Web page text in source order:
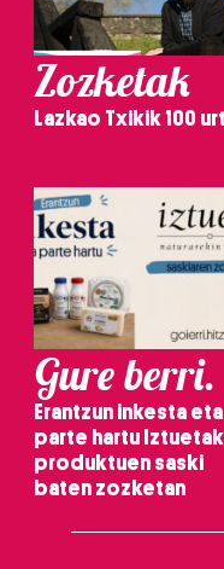
Zozketak
Lazkao Txikik 100
Gure berri.
Erantzun inkesta eta
parte hartu
produktuen saski
baten zozketan